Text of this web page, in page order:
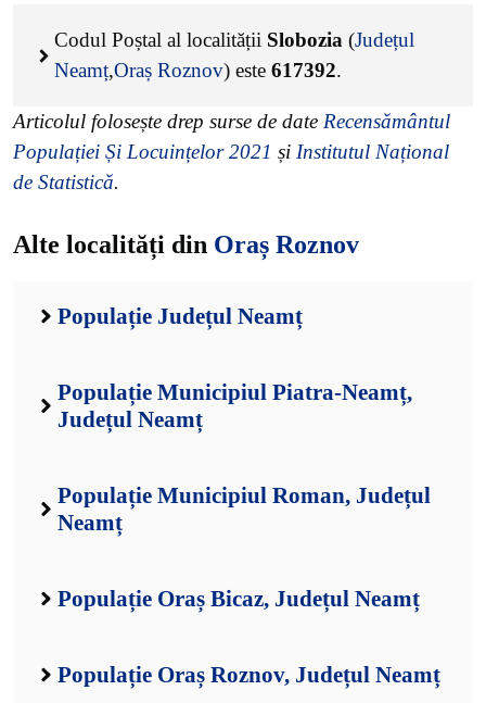
Codul Poștal al localității Slobozia (Județul
Neamț,Oraș Roznov) este 617392.
Articolul folosește drep surse de date Recensământul
Populației Și Locuințelor 2021 și Institutul Național
de Statistică.
Alte localități din Oraș Roznov
Populație Județul Neamț
Populație Municipiul Piatra-Neamț,
Județul Neamț
Populație Municipiul Roman, Județul
Neamț
Populație Oraș Bicaz, Județul Neamț
Populație Oraș Roznov, Județul Neamț